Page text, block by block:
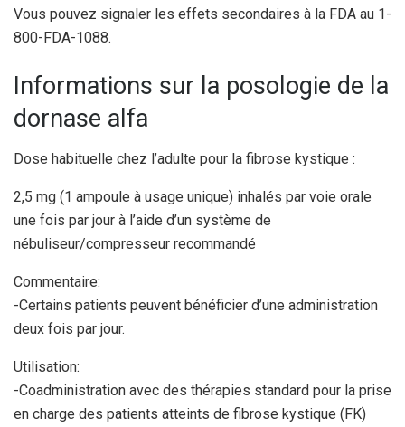
Vous pouvez signaler les effets secondaires à la FDA au 1-
800-FDA-1088.
Informations sur la posologie de la
dornase alfa
Dose habituelle chez l’adulte pour la fibrose kystique :
2,5 mg (1 ampoule à usage unique) inhalés par voie orale
une fois par jour à l’aide d’un système de
nébuliseur/compresseur recommandé
Commentaire:
-Certains patients peuvent bénéficier d’une administration
deux fois par jour.
Utilisation:
-Coadministration avec des thérapies standard pour la prise
en charge des patients atteints de fibrose kystique (FK)